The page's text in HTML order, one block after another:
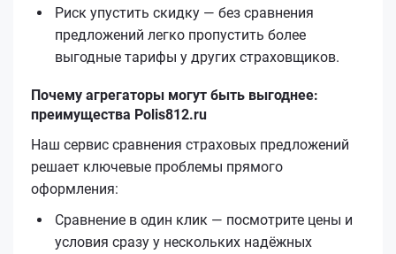
Риск упустить скидку — без сравнения
предложений легко пропустить более
выгодные тарифы у других страховщиков.
Почему агрегаторы могут быть выгоднее:
преимущества Polis812.ru
Наш сервис сравнения страховых предложений
решает ключевые проблемы прямого
оформления:
Сравнение в один клик — посмотрите цены и
условия сразу у нескольких надёжных